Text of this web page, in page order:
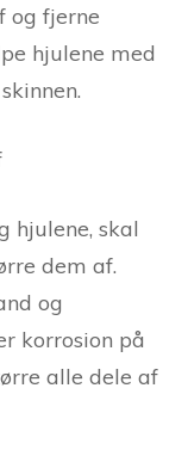
og fjerne
hjulene med
hjulene, skal
dem af.
og
korrosion på
alle dele af